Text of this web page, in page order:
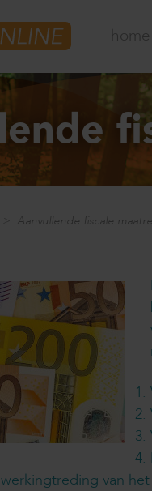
home
Aanvullende fiscale
van